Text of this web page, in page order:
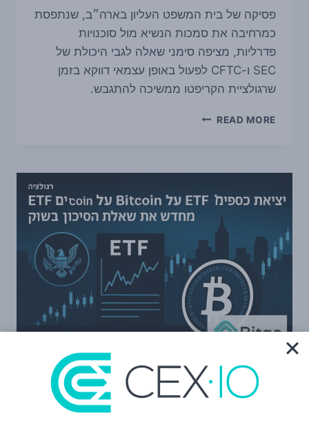
פסיקה של בית המשפט העליון בארה״ב, שנתפסת
כמרחיבה את סמכות הנשיא מול סוכנויות
פדרליות, מציפה סימני שאלה לגבי היכולת של
SEC ו-CFTC לפעול באופן עצמאי דווקא בזמן
שרגולציית הקריפטו ממשיכה להתגבש.
READ MORE פסיקת
שאלות
סביב
SEC,
‏CFTC
והמשך
עיצוב
רגולציית
הקריפטו
רגולציה
יציאת כספים מ-ETF על